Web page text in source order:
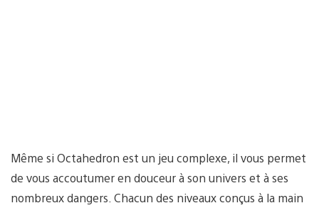
Même si Octahedron est un jeu complexe, il vous permet
de vous accoutumer en douceur à son univers et à ses
nombreux dangers. Chacun des niveaux conçus à la main